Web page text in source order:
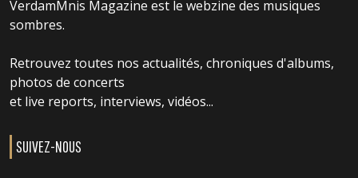
VerdamMnis Magazine est le webzine des musiques
sombres.
Retrouvez toutes nos actualités, chroniques d'albums,
photos de concerts
et live reports, interviews, vidéos...
SUIVEZ-NOUS